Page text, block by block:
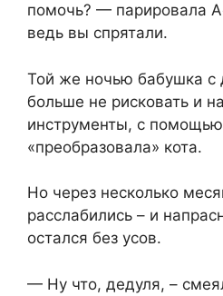
помочь? — парировала
ведь вы спрятали.
Той же ночью бабушка
больше не рисковать и
инструменты, с
«преобразовала» кота.
Но через несколько
расслабились – и
остался без усов.
— Ну что, дедуля, –